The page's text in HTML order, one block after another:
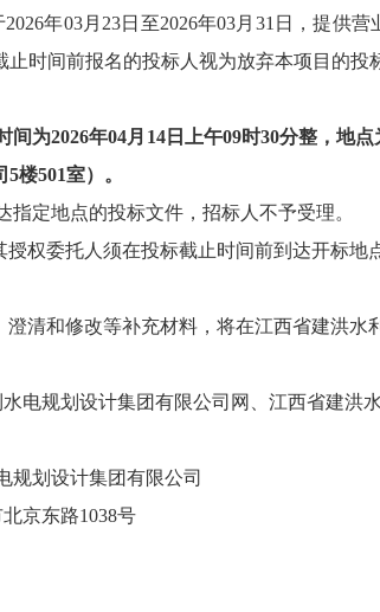
年03月23日至2026年03月31日，提供
时间前报名的投标人视为放弃本项目的投
间为2026年04月 14日 上午09时30分整，地
5楼501室）。
指定地点的投标文件，招标人不予受理。
权委托人须在投标截止时间前到达开标地
澄清和修改等补充材料，将在江西省建洪水
电规划设计集团有限公司网、江西省建洪
划设计集团有限公司
京东路1038号